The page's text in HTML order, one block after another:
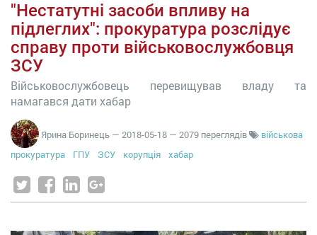
"Нестатутні засоби впливу на
підлеглих": прокуратура розслідує
справу проти військовослужбовця
ЗСУ
Військовослужбовець перевищував владу та
намагався дати хабар
Ярина Боринець — 2018-05-18 — 2079 переглядів
військова
прокуратура
ГПУ ЗСУ корупція хабар